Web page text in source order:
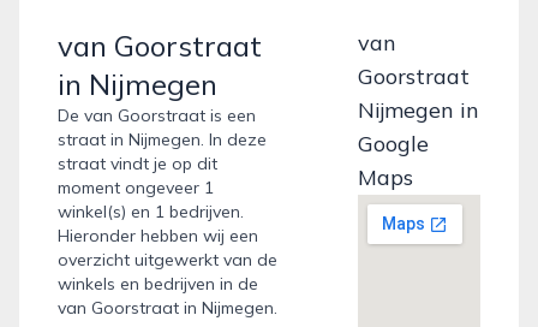
van Goorstraat
in Nijmegen
De van Goorstraat is een
straat in Nijmegen. In deze
straat vindt je op dit
moment ongeveer 1
winkel(s) en 1 bedrijven.
Hieronder hebben wij een
overzicht uitgewerkt van de
winkels en bedrijven in de
van Goorstraat in Nijmegen.
van
Goorstraat
Nijmegen in
Google
Maps